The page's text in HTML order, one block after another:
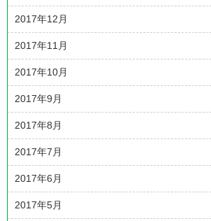
2017年12月
2017年11月
2017年10月
2017年9月
2017年8月
2017年7月
2017年6月
2017年5月